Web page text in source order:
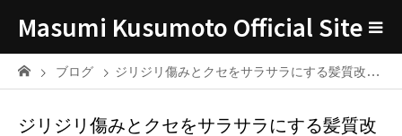
Masumi Kusumoto Official Site
ブログ ジリジリ傷みとクセをサラサラにする髪質改善ストレートパーマ！
ジリジリ傷みとクセをサラサラにする髪質改